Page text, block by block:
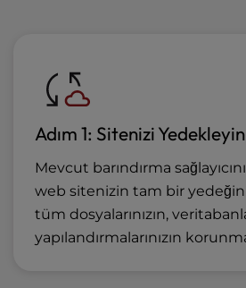
Adım 1: Sitenizi Yedekleyin
Mevcut barındırma
web sitenizin tam bir
tüm dosyalarınızın,
yapılandırmalarınızın